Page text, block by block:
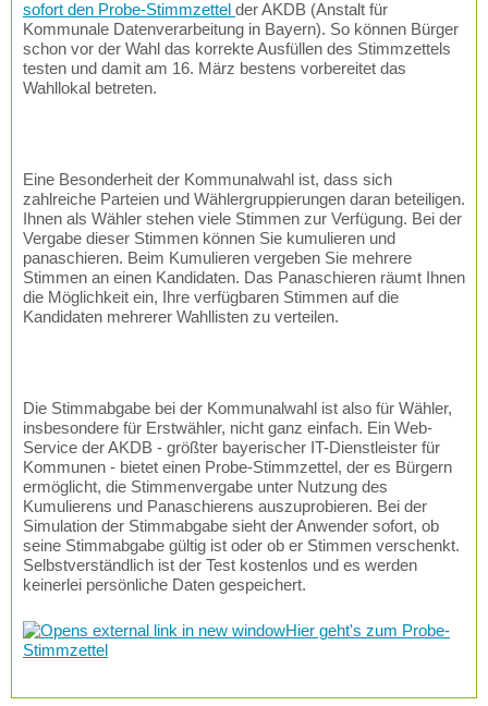
sofort den Probe-Stimmzettel der AKDB (Anstalt für
Kommunale Datenverarbeitung in Bayern). So können Bürger
schon vor der Wahl das korrekte Ausfüllen des Stimmzettels
testen und damit am 16. März bestens vorbereitet das
Wahllokal betreten.
Eine Besonderheit der Kommunalwahl ist, dass sich
zahlreiche Parteien und Wählergruppierungen daran beteiligen.
Ihnen als Wähler stehen viele Stimmen zur Verfügung. Bei der
Vergabe dieser Stimmen können Sie kumulieren und
panaschieren. Beim Kumulieren vergeben Sie mehrere
Stimmen an einen Kandidaten. Das Panaschieren räumt Ihnen
die Möglichkeit ein, Ihre verfügbaren Stimmen auf die
Kandidaten mehrerer Wahllisten zu verteilen.
Die Stimmabgabe bei der Kommunalwahl ist also für Wähler,
insbesondere für Erstwähler, nicht ganz einfach. Ein Web-
Service der AKDB - größter bayerischer IT-Dienstleister für
Kommunen - bietet einen Probe-Stimmzettel, der es Bürgern
ermöglicht, die Stimmenvergabe unter Nutzung des
Kumulierens und Panaschierens auszuprobieren. Bei der
Simulation der Stimmabgabe sieht der Anwender sofort, ob
seine Stimmabgabe gültig ist oder ob er Stimmen verschenkt.
Selbstverständlich ist der Test kostenlos und es werden
keinerlei persönliche Daten gespeichert.
Hier geht's zum Probe-
Stimmzettel